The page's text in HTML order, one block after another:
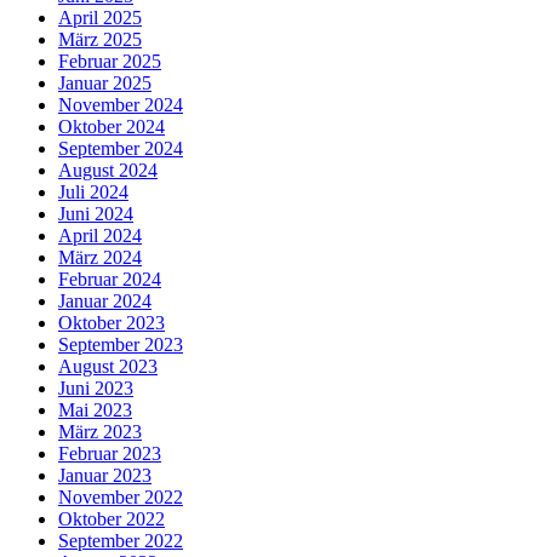
April 2025
März 2025
Februar 2025
Januar 2025
November 2024
Oktober 2024
September 2024
August 2024
Juli 2024
Juni 2024
April 2024
März 2024
Februar 2024
Januar 2024
Oktober 2023
September 2023
August 2023
Juni 2023
Mai 2023
März 2023
Februar 2023
Januar 2023
November 2022
Oktober 2022
September 2022